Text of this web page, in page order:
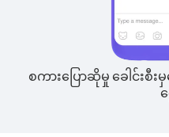
စကားပြောဆိုမှု ခေါင်းစီး
ရွ